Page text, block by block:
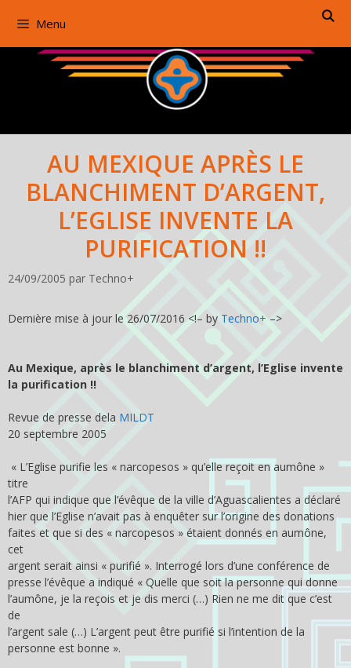
Menu
AU MEXIQUE APRÈS LE
BLANCHIMENT D’ARGENT,
L’EGLISE INVENTE LA
PURIFICATION !!
24/09/2005 par Techno+
Dernière mise à jour le 26/07/2016 <!– by Techno+–>
Au Mexique, après le blanchiment d’argent, l’Eglise invente
la purification !!
Revue de presse dela MILDT
20 septembre 2005
« L’Eglise purifie les « narcopesos » qu’elle reçoit en aumône »
titre
l’AFP qui indique que l’évêque de la ville d’Aguascalientes a déclaré
hier que l’Eglise n’avait pas à enquêter sur l’origine des donations
faites et que si des « narcopesos » étaient donnés en aumône,
cet
argent serait ainsi « purifié ». Interrogé lors d’une conférence de
presse l’évêque a indiqué « Quelle que soit la personne qui donne
l’aumône, je la reçois et je dis merci (…) Rien ne me dit que c’est
de
l’argent sale (…) L’argent peut être purifié si l’intention de la
personne est bonne ».